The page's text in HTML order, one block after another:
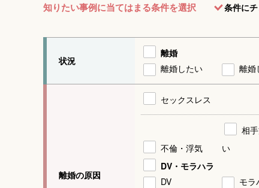
知りたい事例に当てはまる条件を選択 条件に
状況
離婚
離婚したい
離婚
離婚の原因
セックスレス
不倫・浮気
相
い
DV・モラハラ
DV
モラ